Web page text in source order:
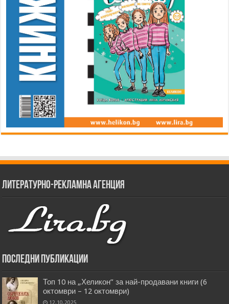
Литературно-рекламна агенция
Последни публикации
Топ 10 на „Хеликон” за най-продавани книги (6
октомври – 12 октомври)
12.10.2025